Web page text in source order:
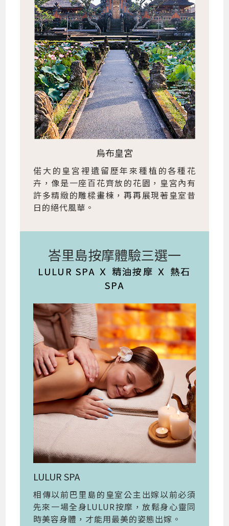
烏布皇宮
偌大的皇宮裡遺留歷年來種植的各種花
卉，像是一座百花齊放的花園，皇宮內有
許多精緻的雕樑畫棟，再再展現著皇室昔
日的絕代風華。
峇里島按摩體驗三選一
LULUR SPA Ｘ 精油按摩 Ｘ 熱石
SPA
LULUR SPA
相傳以前巴里島的皇室公主出嫁以前必須
先來一場全身LULUR按摩，放鬆身心靈同
時美容身體，才能用最美的姿態出嫁。